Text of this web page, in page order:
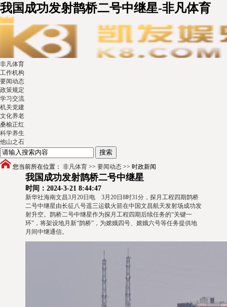
我国成功发射鹊桥二号中继星-非凡体育
非凡体育
工作机构
要闻动态
政策规定
学习交流
机关党建
文化养老
桑榆正红
科学养生
他山之石
您当前所在位置： 非凡体育 >> 要闻动态 >> 时政新闻
我国成功发射鹊桥二号中继星
时间：2024-3-21 8:44:47
新华社海南文昌3月20日电 3月20日8时31分，探月工程四期鹊桥
二号中继星由长征八号遥三运载火箭在中国文昌航天发射场成功发
射升空。鹊桥二号中继星作为探月工程四期后续任务的“关键一
环”，将架设地月新“鹊桥”，为嫦娥四号、嫦娥六号等任务提供地
月间中继通信。